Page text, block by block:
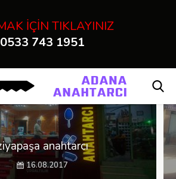
İÇİN TIKLAYINIZ
0533 743 1951
Çilingir Anahtarcı
anahtarcı
16.08.2017